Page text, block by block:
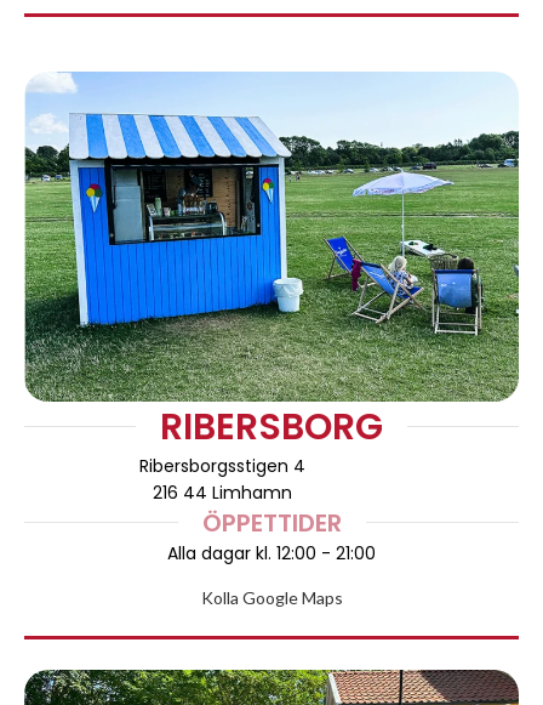
RIBERSBORG
Ribersborgsstigen 4
216 44 Limhamn
ÖPPETTIDER
Alla dagar kl. 12:00 - 21:00
Kolla Google Maps